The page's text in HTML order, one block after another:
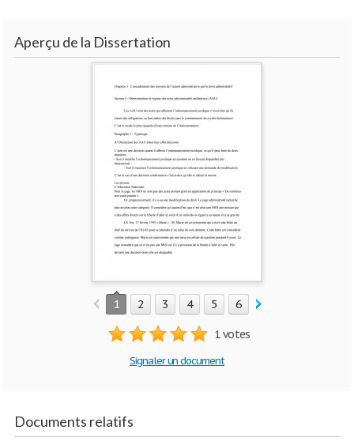
Aperçu de la Dissertation
1 2 3 4 5 6 7
1 votes
Signaler un document
Documents relatifs